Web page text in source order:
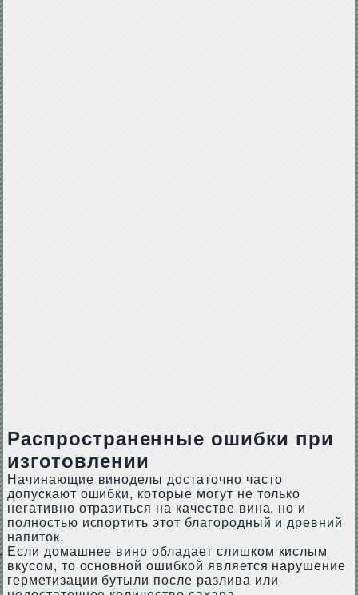
Распространенные ошибки при
изготовлении
Начинающие виноделы достаточно часто
допускают ошибки, которые могут не только
негативно отразиться на качестве вина, но и
полностью испортить этот благородный и древний
напиток.
Если домашнее вино обладает слишком кислым
вкусом, то основной ошибкой является нарушение
герметизации бутыли после разлива или